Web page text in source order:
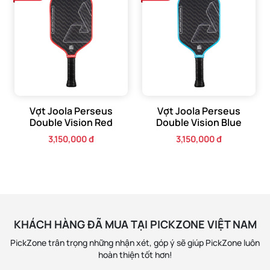
dụng trên mặt vợt, làm cho các cú reset và dink trở nên dễ
dàng và ổn định hơn, tạo ra hiệu suất tối ưu cho lối chơi
kiểm soát.
Vợt Joola Perseus
Double Vision Red
3,150,000 đ
Vợt Joola Perseus
Double Vision Blue
3,150,000 đ
KHÁCH HÀNG ĐÃ MUA TẠI PICKZONE VIỆT NAM
PickZone trân trọng những nhận xét, góp ý sẽ giúp PickZone luôn
hoàn thiện tốt hơn!